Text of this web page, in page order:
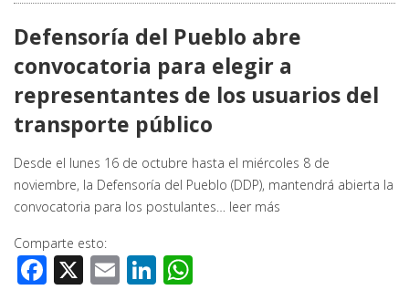
Defensoría del Pueblo abre
convocatoria para elegir a
representantes de los usuarios del
transporte público
Desde el lunes 16 de octubre hasta el miércoles 8 de
noviembre, la Defensoría del Pueblo (DDP), mantendrá abierta la
convocatoria para los postulantes… leer más
Comparte esto:
Facebook
X EmailLinkedIn